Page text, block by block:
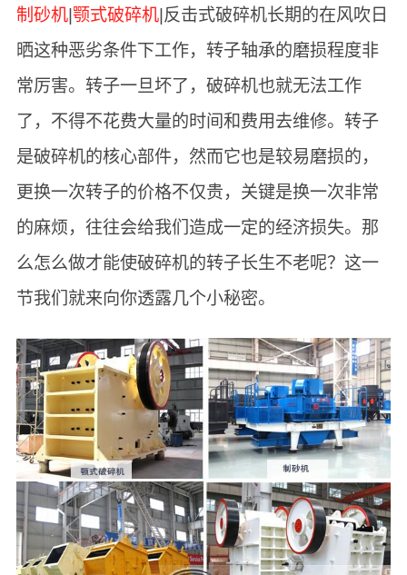
制砂机| 颚式破碎机|反击式破碎机长期的在风吹日
晒这种恶劣条件下工作，转子轴承的磨损程度非
常厉害。转子一旦坏了，破碎机也就无法工作
了，不得不花费大量的时间和费用去维修。转子
是破碎机的核心部件，然而它也是较易磨损的，
更换一次转子的价格不仅贵，关键是换一次非常
的麻烦，往往会给我们造成一定的经济损失。那
么怎么做才能使破碎机的转子长生不老呢？这一
节我们就来向你透露几个小秘密。